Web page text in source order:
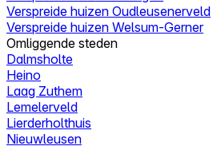
Verspreide huizen Oudleusenerveld
Verspreide huizen Welsum-Gerner
Omliggende steden
Dalmsholte
Heino
Laag Zuthem
Lemelerveld
Lierderholthuis
Nieuwleusen